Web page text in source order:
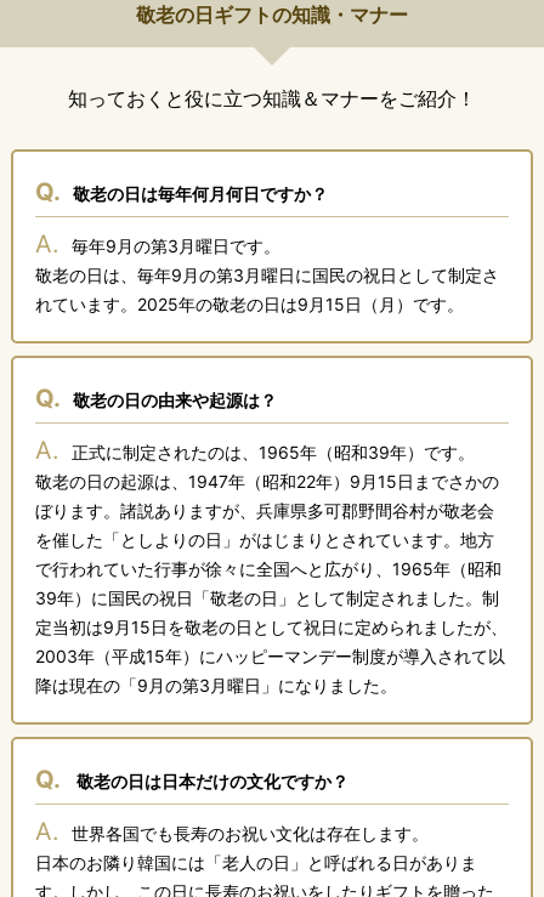
敬老の日ギフトの知識・マナー
知っておくと役に立つ知識＆マナーをご紹介！
Q. 敬老の日は毎年何月何日ですか？
A.
毎年9月の第3月曜日です。
敬老の日は、毎年9月の第3月曜日に国民の祝日として制定さ
れています。2025年の敬老の日は9月15日（月）です。
Q. 敬老の日の由来や起源は？
A.
正式に制定されたのは、1965年（昭和39年）です。
敬老の日の起源は、1947年（昭和22年）9月15日までさかの
ぼります。諸説ありますが、兵庫県多可郡野間谷村が敬老会
を催した「としよりの日」がはじまりとされています。地方
で行われていた行事が徐々に全国へと広がり、1965年（昭和
39年）に国民の祝日「敬老の日」として制定されました。制
定当初は9月15日を敬老の日として祝日に定められましたが、
2003年（平成15年）にハッピーマンデー制度が導入されて以
降は現在の「9月の第3月曜日」になりました。
Q. 敬老の日は日本だけの文化ですか？
A.
世界各国でも長寿のお祝い文化は存在します。
日本のお隣り韓国には「老人の日」と呼ばれる日がありま
す。しかし、この日に長寿のお祝いをしたりギフトを贈った